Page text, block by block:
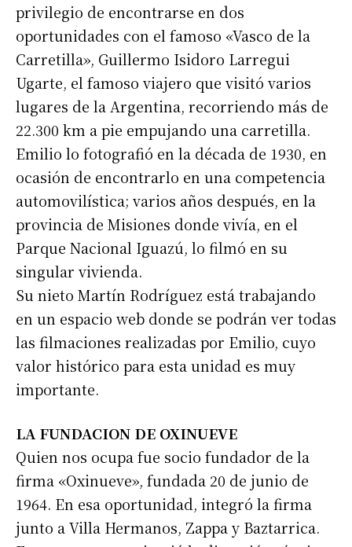
Dirección de correo electrónico*
Nombre
privilegio de encontrarse en dos
oportunidades con el famoso «Vasco de la
Carretilla», Guillermo Isidoro Larregui
Ugarte, el famoso viajero que visitó varios
lugares de la Argentina, recorriendo más de
22.300 km a pie empujando una carretilla.
Emilio lo fotografió en la década de 1930, en
ocasión de encontrarlo en una competencia
automovilística; varios años después, en la
provincia de Misiones donde vivía, en el
Parque Nacional Iguazú, lo filmó en su
singular vivienda.
Su nieto Martín Rodríguez está trabajando
en un espacio web donde se podrán ver todas
las filmaciones realizadas por Emilio, cuyo
valor histórico para esta unidad es muy
importante.
LA FUNDACION DE OXINUEVE
Quien nos ocupa fue socio fundador de la
firma «Oxinueve», fundada 20 de junio de
1964. En esa oportunidad, integró la firma
junto a Villa Hermanos, Zappa y Baztarrica.